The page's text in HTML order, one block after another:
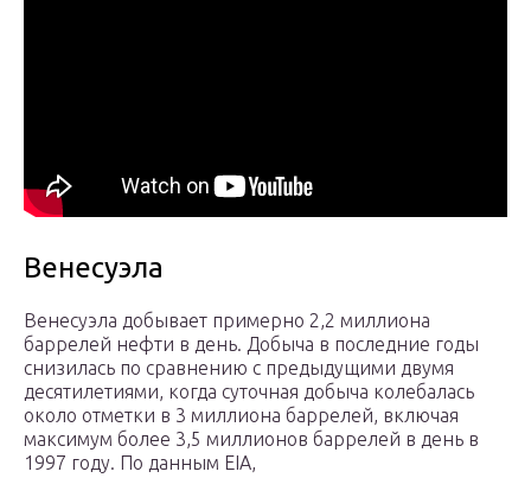
Венесуэла
Венесуэла добывает примерно 2,2 миллиона
баррелей нефти в день. Добыча в последние годы
снизилась по сравнению с предыдущими двумя
десятилетиями, когда суточная добыча колебалась
около отметки в 3 миллиона баррелей, включая
максимум более 3,5 миллионов баррелей в день в
1997 году. По данным EIA,